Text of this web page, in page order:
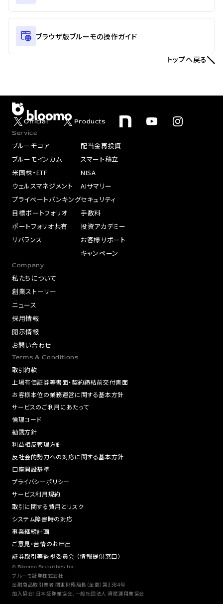
ブラウザ版ブルーモの操作ガイド
トップへ戻る
Official
Products
Service
ブルーモコア
ブルーモインカム
米国株・ETF
ウェルスマネジメント
プライベートバンキング
目標ポートフォリオ
ポートフォリオ共有
リバランス
配当金再投資
スマート積立
NISA
AIサマリー
セキュリティ
手数料
投資アカデミー
お客様サポート
キャンペーン
Company
私たちについて
創業ストーリー
ニュース
採用情報
開示情報
お問い合わせ
Terms & Conditions
取引約款
上場有価証券等書面・契約締結前交付書面
お客様本位の業務運営に関する基本方針
サービスのご利用にあたって
倫理コード
勧誘方針
利益相反管理方針
反社会的勢力への対応に関する基本方針
口座開設基準
プライバシーポリシー
サービス利用規約
取引に関する費用とリスク
システム障害時の対応
事業継続計画
ご意見・苦情のお申出
証券取引等監視委員会 （情報提供窓口）
© Bloomo Securities Inc.
ブルーモ証券株式会社
金融商品取引業者 関東財務局長（金商）第3384号
加入協会：日本証券業協会、一般社団法人 資産運用業協会